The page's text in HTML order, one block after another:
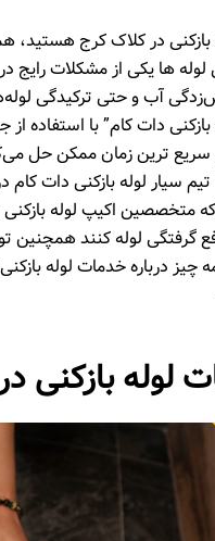
بازکنی در کلاک کرج هستید،
لوله ‌ها یکی از مشکلات
آب و حتی ترکیدگی
دات کام” با استفاده
که متخصصین اکیپ لوله
گرفتگی لوله کنند
چیز درباره خدمات لوله
لوله